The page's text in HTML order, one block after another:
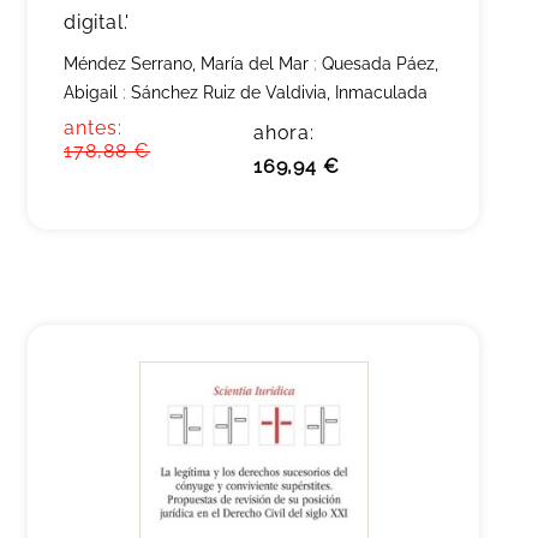
digital.'
Méndez Serrano, María del Mar ; Quesada Páez,
Abigail
; Sánchez Ruiz de Valdivia, Inmaculada
antes:
178,88 €
ahora:
169,94 €